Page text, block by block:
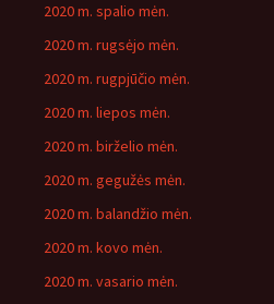
2020 m. spalio mėn.
2020 m. rugsėjo mėn.
2020 m. rugpjūčio mėn.
2020 m. liepos mėn.
2020 m. birželio mėn.
2020 m. gegužės mėn.
2020 m. balandžio mėn.
2020 m. kovo mėn.
2020 m. vasario mėn.